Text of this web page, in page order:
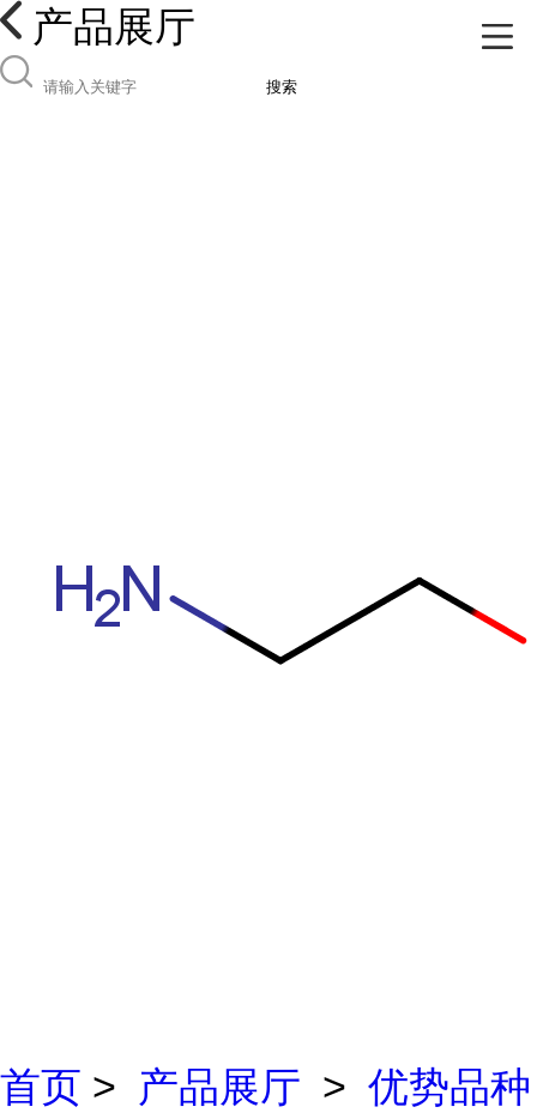
产品展厅
搜索
首页 > 产品展厅 > 优势品种